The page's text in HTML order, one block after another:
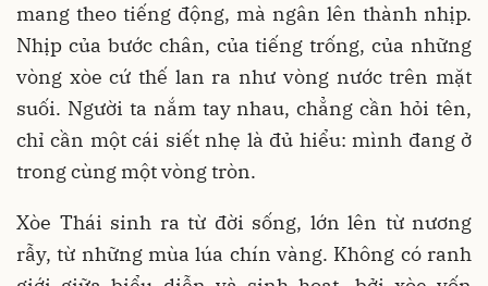
mang theo tiếng động, mà ngân lên thành nhịp.
Nhịp của bước chân, của tiếng trống, của những
vòng xòe cứ thế lan ra như vòng nước trên mặt
suối. Người ta nắm tay nhau, chẳng cần hỏi tên,
chỉ cần một cái siết nhẹ là đủ hiểu: mình đang ở
trong cùng một vòng tròn.
Xòe Thái sinh ra từ đời sống, lớn lên từ nương
rẫy, từ những mùa lúa chín vàng. Không có ranh